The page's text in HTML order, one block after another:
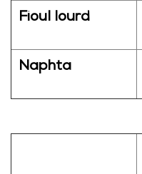
Fioul lourd
Naphta